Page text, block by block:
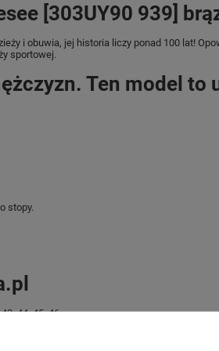
[303UY90 939]
i obuwia, jej historia liczy ponad 100 lat!
sportowej.
Ten model to
stopy.
44, 45, 46.